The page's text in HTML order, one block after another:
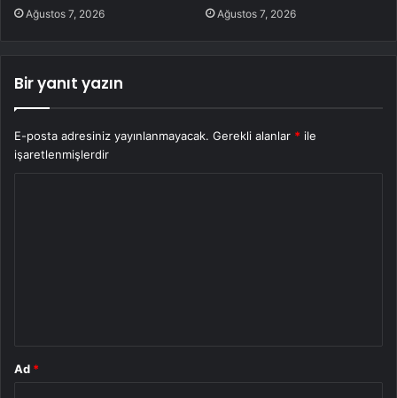
Ağustos 7, 2026 Ağustos 7, 2026
Bir yanıt yazın
E-posta adresiniz yayınlanmayacak. Gerekli alanlar * ile
işaretlenmişlerdir
Ad *